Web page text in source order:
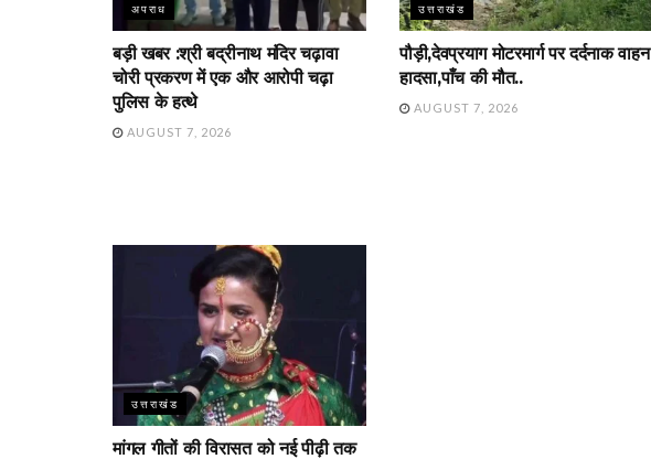
अपराध
बड़ी खबर :श्री बद्रीनाथ मंदिर चढ़ावा
चोरी प्रकरण में एक और आरोपी चढ़ा
पुलिस के हत्थे
AUGUST 7, 2026
उत्तराखंड
पौड़ी,देवप्रयाग मोटरमार्ग पर दर्दनाक वाहन
हादसा,पाँच की मौत..
AUGUST 7, 2026
उत्तराखंड
मांगल गीतों की विरासत को नई पीढ़ी तक